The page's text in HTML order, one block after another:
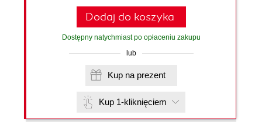
Dodaj do koszyka
Dostępny natychmiast po opłaceniu zakupu
lub
Kup na prezent
Kup 1-kliknięciem